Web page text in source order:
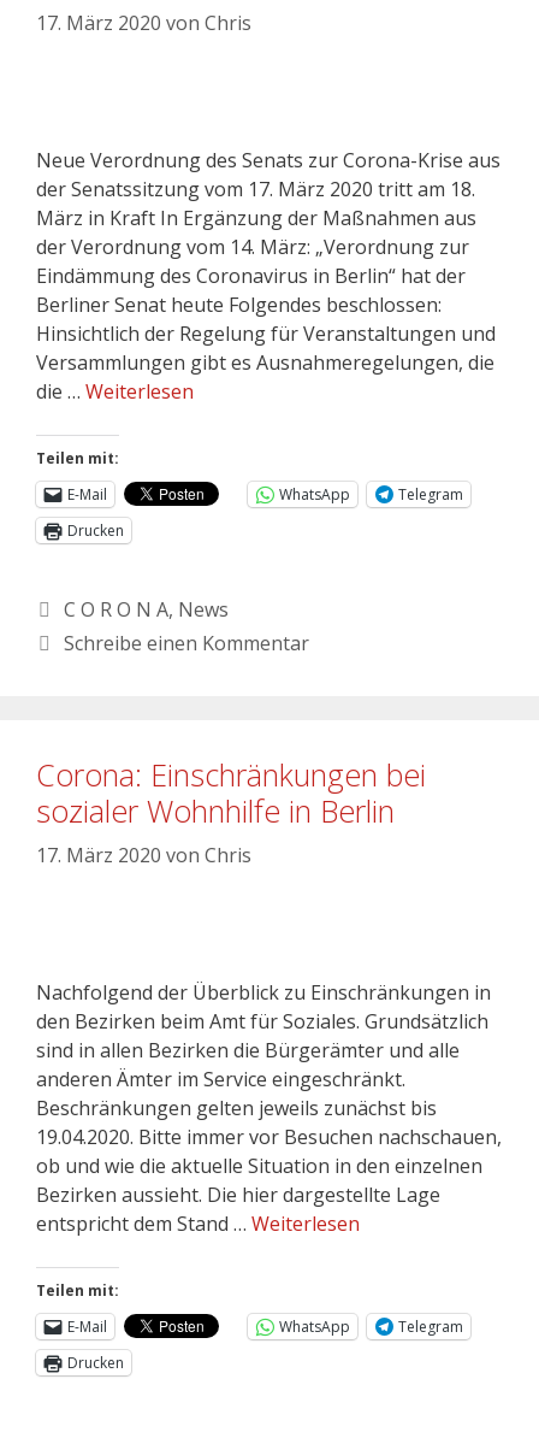
17. März 2020 von Chris
Neue Verordnung des Senats zur Corona-Krise aus
der Senatssitzung vom 17. März 2020 tritt am 18.
März in Kraft In Ergänzung der Maßnahmen aus
der Verordnung vom 14. März: „Verordnung zur
Eindämmung des Coronavirus in Berlin“ hat der
Berliner Senat heute Folgendes beschlossen:
Hinsichtlich der Regelung für Veranstaltungen und
Versammlungen gibt es Ausnahmeregelungen, die
die … Weiterlesen
Teilen mit:
E-Mail
WhatsApp
Telegram
Drucken
C O R O N A, News
Schreibe einen Kommentar
Corona: Einschränkungen bei
sozialer Wohnhilfe in Berlin
17. März 2020 von Chris
Nachfolgend der Überblick zu Einschränkungen in
den Bezirken beim Amt für Soziales. Grundsätzlich
sind in allen Bezirken die Bürgerämter und alle
anderen Ämter im Service eingeschränkt.
Beschränkungen gelten jeweils zunächst bis
19.04.2020. Bitte immer vor Besuchen nachschauen,
ob und wie die aktuelle Situation in den einzelnen
Bezirken aussieht. Die hier dargestellte Lage
entspricht dem Stand … Weiterlesen
Teilen mit:
E-Mail
WhatsApp
Telegram
Drucken